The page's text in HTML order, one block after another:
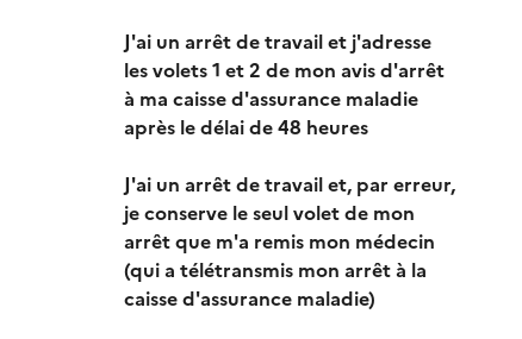
J'ai un arrêt de travail et j'adresse
les volets 1 et 2 de mon avis d'arrêt
à ma caisse d'assurance maladie
après le délai de 48 heures
J'ai un arrêt de travail et, par erreur,
je conserve le seul volet de mon
arrêt que m'a remis mon médecin
(qui a télétransmis mon arrêt à la
caisse d'assurance maladie)